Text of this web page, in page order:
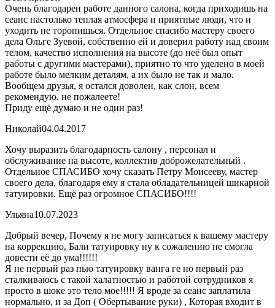
Очень благодарен работе данного салона, когда приходишь на
сеанс настолько теплая атмосфера и приятные люди, что и
уходить не торопишься. Отдельное спасибо мастеру своего
дела Ольге Зуевой, собственно ей и доверил работу над своим
телом, качество исполнения на высоте (до неё был опыт
работы с другими мастерами), приятно то что уделено в моей
работе было мелким деталям, а их было не так и мало.
Вообщем друзья, я остался доволен, как слон, всем
рекомендую, не пожалеете!
Приду ещё думаю и не один раз!
Николай04.04.2017
Хочу выразить благодарность салону , персонал и
обслуживание на высоте, коллектив доброжелательный .
Отдельное СПАСИБО хочу сказать Петру Моисееву, мастер
своего дела, благодаря ему я стала обладательницей шикарной
татуировки. Ещё раз огромное СПАСИБО!!!!
Ульяна10.07.2023
Добрый вечер, Почему я не могу записаться к вашему мастеру
на коррекцию, Бали татуировку ну к сожалению не смогла
довести её до ума!!!!!!
Я не первый раз пью татуировку ванга ге но первый раз
сталкиваюсь с такой халатностью и работой сотрудников я
просто в шоке это тело мое!!!!! Я вроде за сеанс заплатила
нормально, и за Доп ( Обертывание руки) , Которая входит в